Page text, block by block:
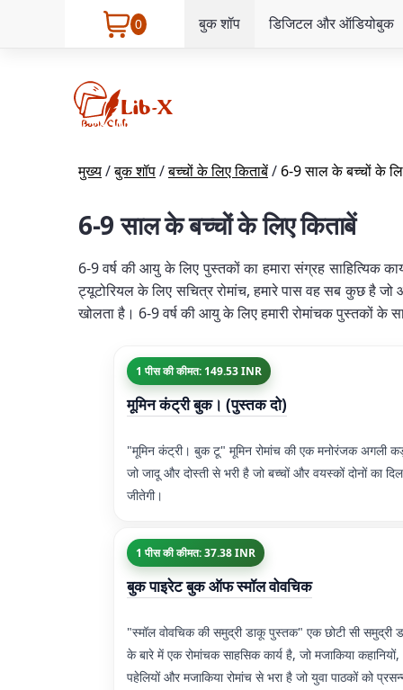
0 बुक शॉप डिजिटल और ऑडियोबुक
मुख्य/बुक शॉप/बच्चों के लिए किताबें/ 6-9 साल के बच्चों के
6-9 साल के बच्चों के लिए किताबें
6-9 वर्ष की आयु के लिए पुस्तकों का हमारा संग्रह
ट्यूटोरियल के लिए सचित्र रोमांच, हमारे पास वह सब कुछ है
खोलता है। 6-9 वर्ष की आयु के लिए हमारी रोमांचक पुस्तकों के
1 पीस की कीमत: 149.53 INR
मूमिन कंट्री बुक। (पुस्तक दो)
"मूमिन कंट्री। बुक टू" मूमिन रोमांच की एक मनोरंजक अगली
जो जादू और दोस्ती से भरी है जो बच्चों और वयस्कों दोनों का दिल
जीतेगी।
1 पीस की कीमत: 37.38 INR
बुक पाइरेट बुक ऑफ स्मॉल वोवचिक
"स्मॉल वोवचिक की समुद्री डाकू पुस्तक" एक छोटी सी समुद्री
के बारे में एक रोमांचक साहसिक कार्य है, जो मजाकिया कहानियों,
पहेलियों और मजाकिया रोमांच से भरा है जो युवा पाठकों को